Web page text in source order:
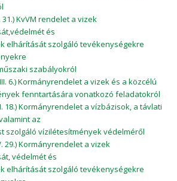
31.) KvVM rendelet a vizek
és
elhárítását szolgáló tevékenységekre
szabályokról
6.) Kormányrendelet a vizek és a közcélú
fenntartására vonatkozó feladatokról
18.) Kormányrendelet a vízbázisok, a távlati
az
szolgáló vízilétesítmények védelméről
29.) Kormányrendelet a vizek
védelmét és
elhárítását szolgáló tevékenységekre